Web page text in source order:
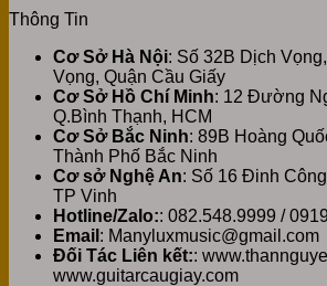
Thông Tin
Cơ Sở Hà Nội: Số 32B Dịch
Vọng, Quận Cầu Giấy
Cơ Sở Hồ Chí Minh: 12 Đường
Q.Bình Thạnh, HCM
Cơ Sở Bắc Ninh: 89B Hoàng
Thành Phố Bắc Ninh
Cơ sở Nghệ An: Số 16 Đinh
TP Vinh
Hotline/Zalo:: 082.548.9999 /
Email : Manyluxmusic@gmail.com
Đối Tác Liên kết::
www.guitarcaugiay.com